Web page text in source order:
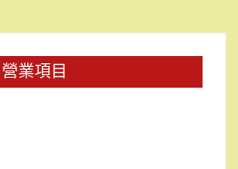
營業項目